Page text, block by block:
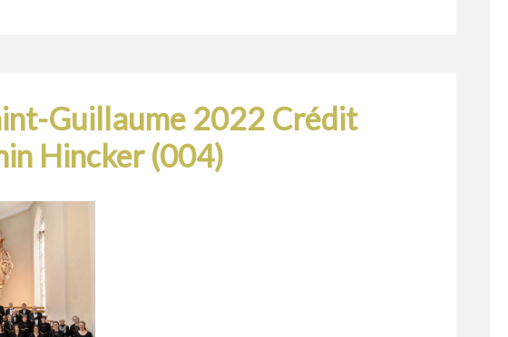
Guillaume 2022 Crédit
Hincker (004)